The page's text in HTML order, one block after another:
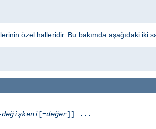
özel halleridir. Bu bakımda aşağıdaki iki
[=değer]] ...